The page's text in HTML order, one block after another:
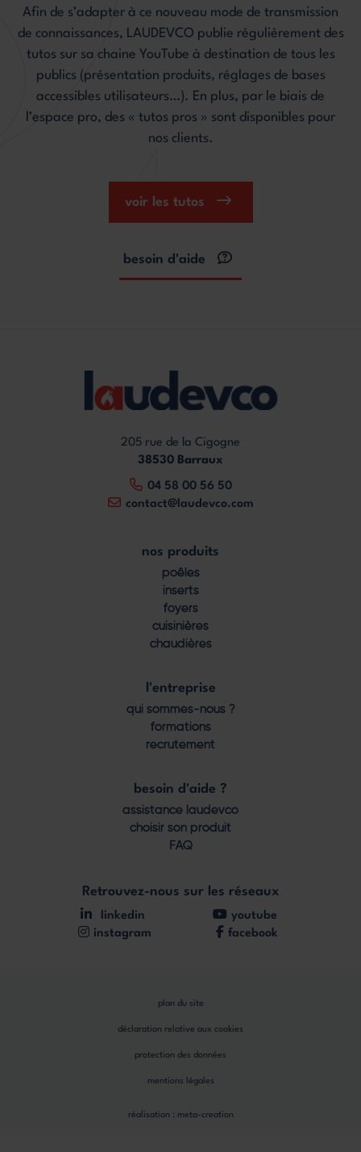
Afin de s’adapter à ce nouveau mode de transmission
de connaissances, LAUDEVCO publie régulièrement des
tutos sur sa chaine YouTube à destination de tous les
publics (présentation produits, réglages de bases
accessibles utilisateurs…). En plus, par le biais de
l’espace pro, des « tutos pros » sont disponibles pour
nos clients.
voir les tutos
besoin d'aide
205 rue de la Cigogne
38530 Barraux
04 58 00 56 50
contact@laudevco.com
nos produits
poêles
inserts
foyers
cuisinières
chaudières
l'entreprise
qui sommes-nous ?
formations
recrutement
besoin d'aide ?
assistance laudevco
choisir son produit
FAQ
Retrouvez-nous sur les réseaux
linkedin
youtube
instagram
facebook
réalisation : meta-creation
mentions légales
protection des données
déclaration relative aux cookies
plan du site